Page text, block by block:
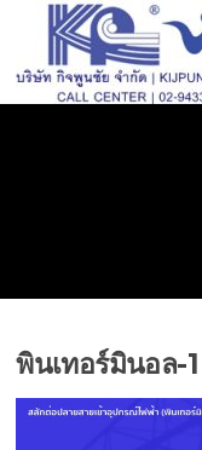
พินเทอร์มินอล-1